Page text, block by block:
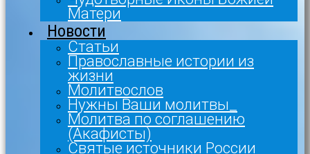
Матери
Новости
Статьи
Православные истории из
жизни
Молитвослов
Нужны Ваши молитвы_
Молитва по соглашению
(Акафисты)
Святые источники России